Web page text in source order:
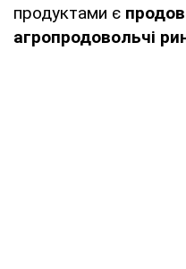
продуктами є
агропродовольчі